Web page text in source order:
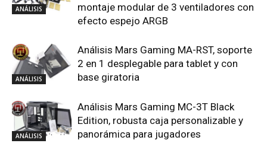
ANÁLISIS
montaje modular de 3 ventiladores con
efecto espejo ARGB
ANÁLISIS
Análisis Mars Gaming MA-RST, soporte
2 en 1 desplegable para tablet y con
base giratoria
ANÁLISIS
Análisis Mars Gaming MC-3T Black
Edition, robusta caja personalizable y
panorámica para jugadores